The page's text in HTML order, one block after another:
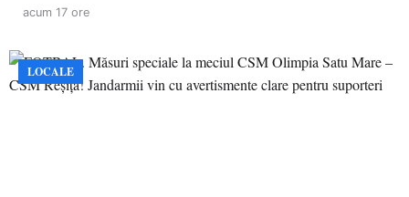
acum 17 ore
LOCALE